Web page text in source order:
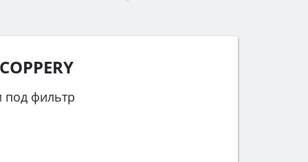
под фильтр